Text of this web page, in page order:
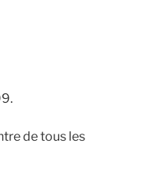
de tous les